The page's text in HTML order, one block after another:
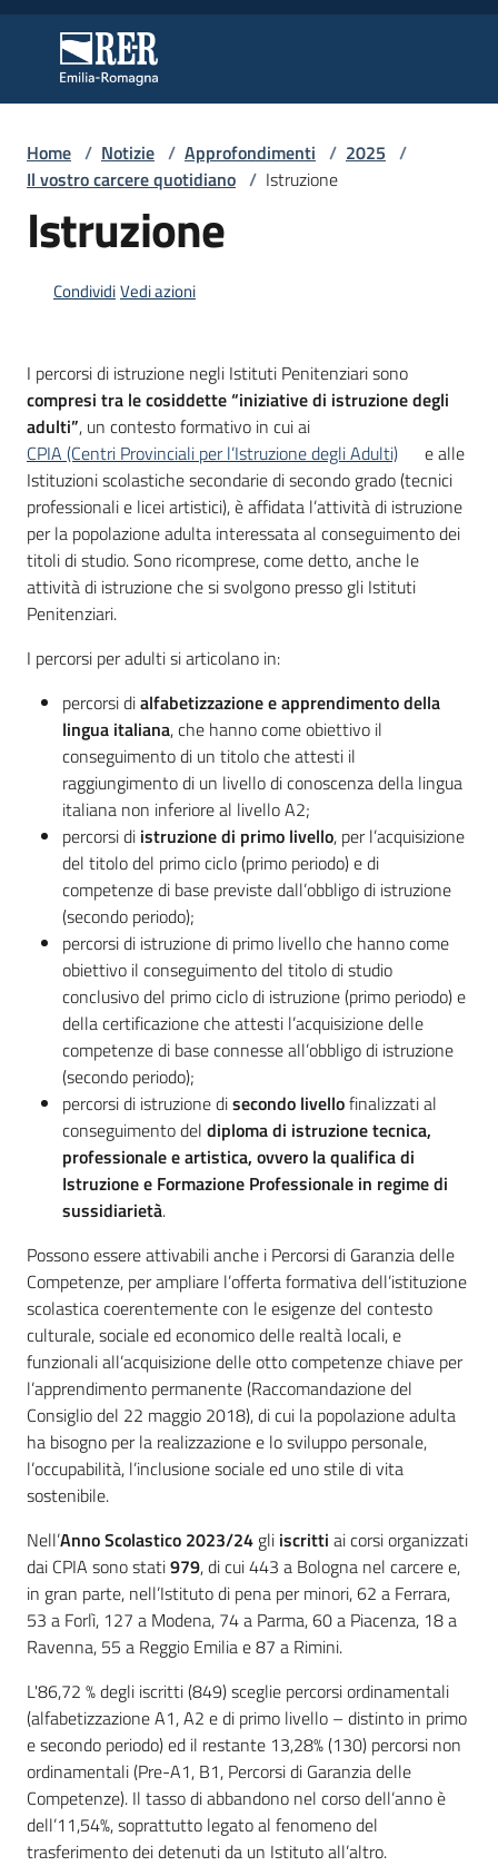
Regione Emilia-Romagna
Regione Emilia-Romagna
Regione
Leggi
Atti
Bandi
Argomenti
Campagne
comunicazione
Seguici
Home / Notizie / Approfondimenti / 2025 /
Il vostro carcere quotidiano / Istruzione
Istruzione
CondividiVedi azioni
I percorsi di istruzione negli Istituti Penitenziari sono
compresi tra le cosiddette “iniziative di istruzione degli
adulti”, un contesto formativo in cui ai
CPIA (Centri Provinciali per l’Istruzione degli Adulti)
e alle
Istituzioni scolastiche secondarie di secondo grado (tecnici
professionali e licei artistici), è affidata l’attività di istruzione
per la popolazione adulta interessata al conseguimento dei
titoli di studio. Sono ricomprese, come detto, anche le
attività di istruzione che si svolgono presso gli Istituti
Penitenziari.
I percorsi per adulti si articolano in:
percorsi dialfabetizzazione e apprendimento della
lingua italiana, che hanno come obiettivo il
conseguimento di un titolo che attesti il
raggiungimento di un livello di conoscenza della lingua
italiana non inferiore al livello A2;
percorsi di istruzione di primo livello, per l’acquisizione
del titolo del primo ciclo (primo periodo) e di
competenze di base previste dall’obbligo di istruzione
(secondo periodo);
percorsi di istruzione di primo livello che hanno come
obiettivo il conseguimento del titolo di studio
conclusivo del primo ciclo di istruzione (primo periodo) e
della certificazione che attesti l’acquisizione delle
competenze di base connesse all’obbligo di istruzione
(secondo periodo);
percorsi di istruzione disecondo livellofinalizzati al
conseguimento del diploma di istruzione tecnica,
professionale e artistica, ovvero la qualifica di
Istruzione e Formazione Professionale in regime di
sussidiarietà.
Possono essere attivabili anche i Percorsi di Garanzia delle
Competenze, per ampliare l’offerta formativa dell’istituzione
scolastica coerentemente con le esigenze del contesto
culturale, sociale ed economico delle realtà locali, e
funzionali all’acquisizione delle otto competenze chiave per
l’apprendimento permanente (Raccomandazione del
Consiglio del 22 maggio 2018), di cui la popolazione adulta
ha bisogno per la realizzazione e lo sviluppo personale,
l’occupabilità, l’inclusione sociale ed uno stile di vita
sostenibile.
Nell’Anno Scolastico 2023/24 gli iscritti ai corsi organizzati
dai CPIA sono stati979, di cui 443 a Bologna nel carcere e,
in gran parte, nell’Istituto di pena per minori, 62 a Ferrara,
53 a Forlì, 127 a Modena, 74 a Parma, 60 a Piacenza, 18 a
Ravenna, 55 a Reggio Emilia e 87 a Rimini.
L'86,72 % degli iscritti (849) sceglie percorsi ordinamentali
(alfabetizzazione A1, A2 e di primo livello – distinto in primo
e secondo periodo) ed il restante 13,28% (130) percorsi non
ordinamentali (Pre-A1, B1, Percorsi di Garanzia delle
Competenze). Il tasso di abbandono nel corso dell’anno è
dell’11,54%, soprattutto legato al fenomeno del
trasferimento dei detenuti da un Istituto all’altro.